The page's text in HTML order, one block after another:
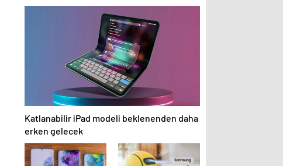
telefon için
kaçmak için
Hindistan’dan 1,5
milyon iPhone
getirdi
Katlanabilir iPad modeli beklenenden daha
erken gelecek